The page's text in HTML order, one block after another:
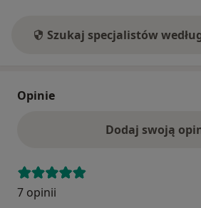
Szukaj specjalistów
Opinie
Dodaj swoją
7 opinii